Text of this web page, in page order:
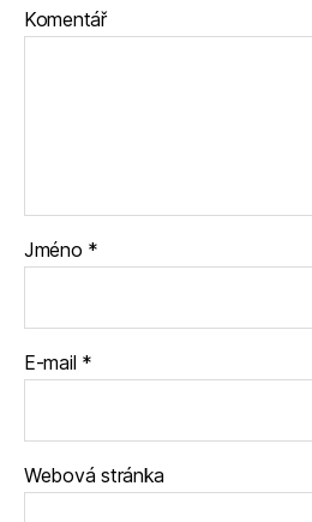
Komentář
Jméno *
E-mail *
Webová stránka